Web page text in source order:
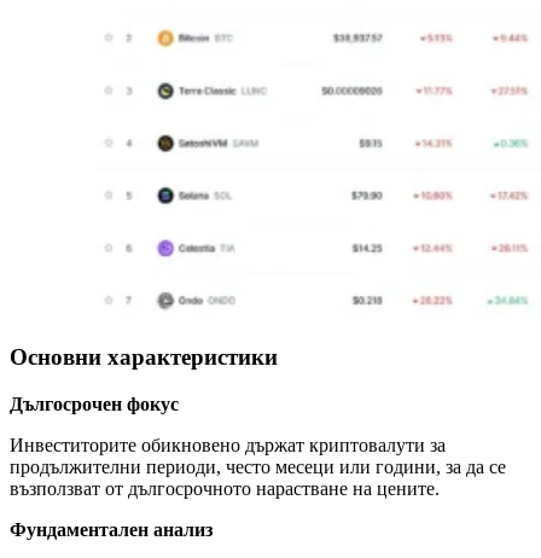
Основни характеристики
Дългосрочен фокус
Инвеститорите обикновено държат криптовалути за
продължителни периоди, често месеци или години, за да се
възползват от дългосрочното нарастване на цените.
Фундаментален анализ